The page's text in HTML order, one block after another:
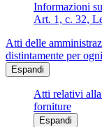
Informazioni
Art. 1, c. 32,
Atti delle
distintamente per
Espandi
Atti relativi
forniture
Espandi